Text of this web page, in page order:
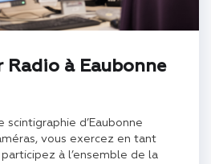
Radio à Eaubonne
scintigraphie d’Eaubonne
vous exercez en tant
à l’ensemble de la